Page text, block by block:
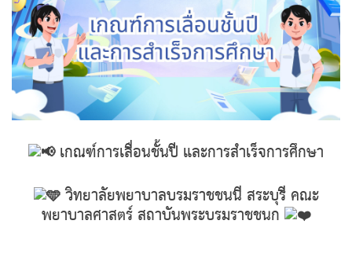
เกณฑ์การเลื่อนชั้นปี และการสำเร็จการศึกษา
วิทยาลัยพยาบาลบรมราชชนนี สระบุรี คณะ
พยาบาลศาสตร์ สถาบันพระบรมราชชนก